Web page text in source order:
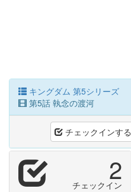
キングダム 第5シリーズ
第5話 執念の渡河
チェックインする
2
チェックイン